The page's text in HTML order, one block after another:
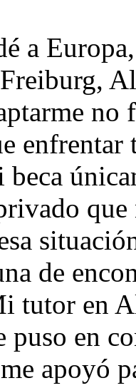
a
no
de
tutor en
puso en
apoyó